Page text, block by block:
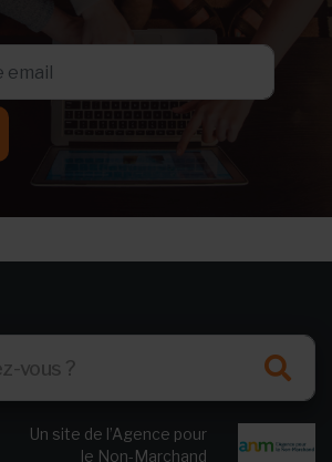
Un site de l’Agence pour
le Non-Marchand